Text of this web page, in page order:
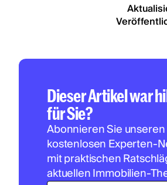
Dieser Artikel war
für Sie?
Abonnieren Sie unseren
kostenlosen Experten-
mit praktischen
aktuellen Immobilien-